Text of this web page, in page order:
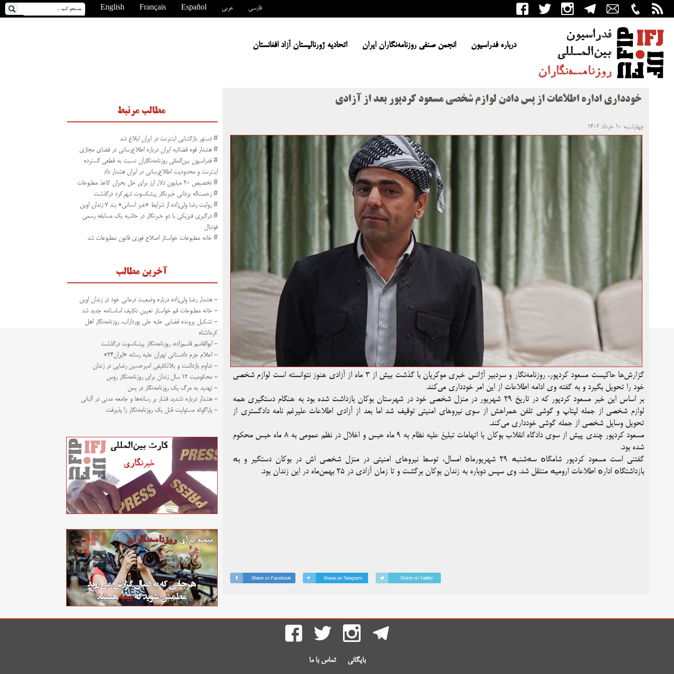
English Français Español عربی فارسی
درباره فدراسیون انجمن صنفی روزنامه‌نگاران ایران اتحادیه ژورنالیستان آزاد افغانستان
خودداری اداره اطلاعات از پس دادن لوازم شخصی مسعود کردپور بعد از آزادی
چهارشنبه ۱۰ خرداد ۱۴۰۲
گزارش‌ها حاکیست مسعود کردپور، روزنامه‌نگار و سردبیر آژانس خبری موکریان با گذشت بیش از ۳ ماه از آزادی هنوز نتوانسته است لوازم شخصی
خود را تحویل بگیرد و به گفته وی ادامه اطلاعات از این امر خودداری می‌کند.
بر اساس این خبر مسعود کردپور که در تاریخ ۲۹ شهریور در منزل شخصی خود در شهرستان بوکان بازداشت شده بود به هنگام دستگیری همه
لوازم شخصی از جمله لپتاپ و گوشی تلفن همراهش از سوی نیروهای امنیتی توقیف شد اما بعد از آزادی اطلاعات علیرغم نامه دادگستری از
تحویل وسایل شخصی از جمله گوشی خودداری می‌کند.
مسعود کردپور چندی پیش از سوی دادگاه انقلاب بوکان با اتهامات تبلیغ علیه نظام به ٩ ماه حبس و اخلال در نظم عمومی به ٨ ماه حبس محکوم
شده بود.
گفتنی است مسعود کردپور شامگاە سەشنبە ٢٩ شهریورماە امسال، توسط نیروهای امنیتی در منزل شخصی‌ اش در بوکان دستگیر و بە
بازداشتگاە ادارە اطلاعات ارومیە منتقل شد. وی سپس دوباره به زندان بوکان برگشت و تا زمان آزادی در ۲۵ بهمن‌ماه در این زندان بود.
مطالب مرتبط
# دستور بازگشایی اینترنت در ایران ابلاغ شد
# هشدار قوه قضائیه ایران درباره اطلاع‌رسانی در فضای مجازی
# فدراسیون بین‌المللی روزنامه‌نگاران نسبت به قطعی گسترده
اینترنت و محدودیت اطلاع‌رسانی در ایران هشدار داد
# تخصیص ۲۰ میلیون دلار ارز برای حل بحران کاغذ مطبوعات
# رحمت‌اله یزدانی خبرنگار پیشکسوت شهرکرد درگذشت
# روایت رضا ولی‌زاده از شرایط «غیر انسانی» بند ۷ زندان اوین
# درگیری فیزیکی با دو خبرنگار در حاشیه یک مسابقه رسمی
فوتبال
# خانه مطبوعات خواستار اصلاح فوری قانون مطبوعات شد
آخرین مطالب
- هشدار رضا ولی‌زاده درباره وضعیت درمانی خود در زندان اوین
- خانه مطبوعات قم خواستار تعیین تکلیف اساسنامه جدید شد
- تشکیل پرونده قضایی علیه علی پورداراب، روزنامه‌نگار اهل
کرمانشاه
- ابوالقاسم قاسم‌زاده، روزنامه‌نگار پیشکسوت درگذشت
- اعلام جرم دادستانی تهران علیه رسانه «ایران۲۴»
- تداوم بازداشت و بلاتکلیفی امیرحسین رضایی در زندان
- محکومیت ۱۲ سال زندان برای روزنامه‌نگار روس
- تهدید به مرگ یک روزنامه‌نگار در یمن
- هشدار درباره تشدید فشار بر رسانه‌ها و جامعه مدنی در آلبانی
- پاراگوئه مسئولیت قتل یک روزنامه‌نگار را پذیرفت
بایگانی تماس با ما